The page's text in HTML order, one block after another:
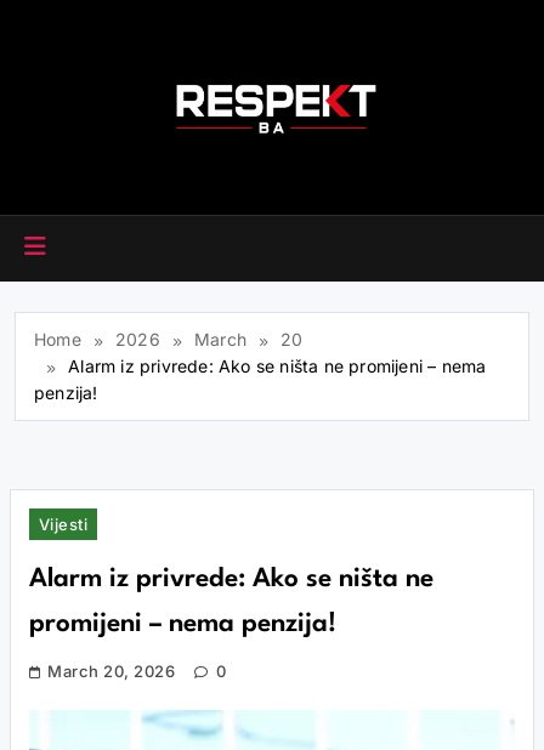
Home 2026 March
20
Alarm iz privrede: Ako se ništa ne promijeni – nema
penzija!
Vijesti
Alarm iz privrede: Ako se ništa ne
promijeni – nema penzija!
March 20, 2026 0